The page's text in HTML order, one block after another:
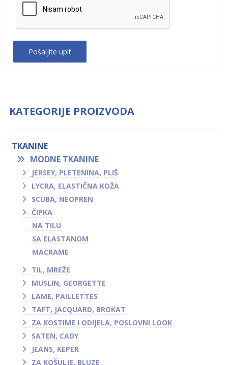
KATEGORIJE PROIZVODA
TKANINE
MODNE TKANINE
JERSEY, PLETENINA, PLIŠ
LYCRA, ELASTIČNA KOŽA
SCUBA, NEOPREN
ČIPKA
NA TILU
SA ELASTANOM
MACRAME
TIL, MREŽE
MUSLIN, GEORGETTE
LAME, PAILLETTES
TAFT, JACQUARD, BROKAT
ZA KOSTIME I ODIJELA, POSLOVNI LOOK
SATEN, CADY
JEANS, KEPER
ZA KOŠULJE, BLUZE